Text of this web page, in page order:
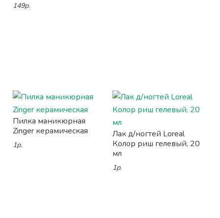
149р.
Пилка маникюрная
Zinger керамическая
1р.
Лак д/ногтей Loreal
Колор риш гелевый, 20
мл
1р.